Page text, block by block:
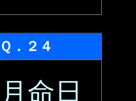
Ｑ．２４
命日